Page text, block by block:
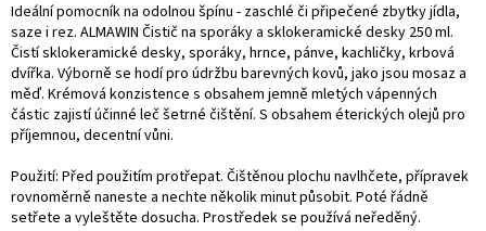
Ideální pomocník na odolnou špínu - zaschlé či připečené zbytky jídla,
saze i rez. ALMAWIN Čistič na sporáky a sklokeramické desky 250 ml.
Čistí sklokeramické desky, sporáky, hrnce, pánve, kachličky, krbová
dvířka. Výborně se hodí pro údržbu barevných kovů, jako jsou mosaz a
měď. Krémová konzistence s obsahem jemně mletých vápenných
částic zajistí účinné leč šetrné čištění. S obsahem éterických olejů pro
příjemnou, decentní vůni.
Použití: Před použitím protřepat. Čištěnou plochu navlhčete, přípravek
rovnoměrně naneste a nechte několik minut působit. Poté řádně
setřete a vyleštěte dosucha. Prostředek se používá neředěný.